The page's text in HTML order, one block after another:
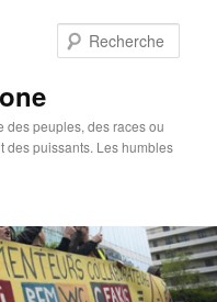
des peuples, des races ou
des puissants. Les humbles